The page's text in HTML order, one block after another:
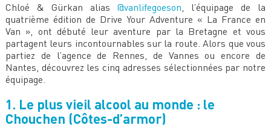
Chloé & Gürkan alias @vanlifegoeson , l’équipage de la
quatrième édition de Drive Your Adventure « La France en
Van », ont débuté leur aventure par la Bretagne et vous
partagent leurs incontournables sur la route. Alors que vous
partiez de l’agence de Rennes, de Vannes ou encore de
Nantes, découvrez les cinq adresses sélectionnées par notre
équipage.
1. Le plus vieil alcool au monde : le
Chouchen (Côtes-d’armor)